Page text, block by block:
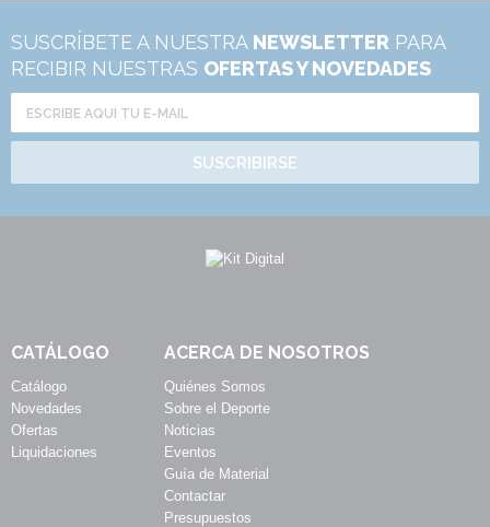
SUSCRÍBETE A NUESTRA NEWSLETTER PARA
RECIBIR NUESTRAS OFERTAS Y NOVEDADES
SUSCRIBIRSE
CATÁLOGO
Catálogo
Novedades
Ofertas
Liquidaciones
ACERCA DE NOSOTROS
Quiénes Somos
Sobre el Deporte
Noticias
Eventos
Guía de Material
Contactar
Presupuestos